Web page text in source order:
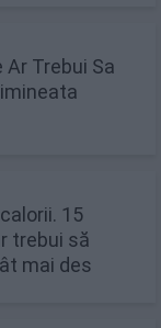
Trebui Sa
15
trebui să
mai des